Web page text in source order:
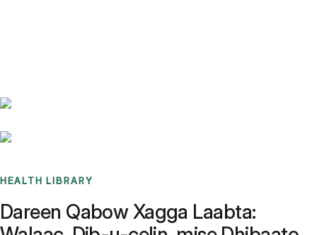
HEALTH LIBRARY
Dareen Qabow Xagga Laabta: